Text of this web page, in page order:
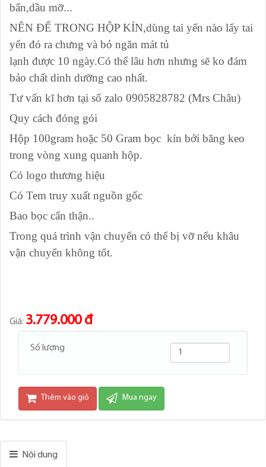
bẩn,dầu mỡ...
NÊN ĐỂ TRONG HỘP KÍN,dùng tai yến nào lấy tai
yến đó ra chưng và bỏ ngăn mát tủ
lạnh được 10 ngày.Có thể lâu hơn nhưng sẽ ko đám
bảo chất dinh dưỡng cao nhất.
Tư vấn kĩ hơn tại số zalo 0905828782 (Mrs Châu)
Quy cách đóng gói
Hộp 100gram hoặc 50 Gram bọc kín bởi băng keo
trong vòng xung quanh hộp.
Có logo thương hiệu
Có Tem truy xuất nguồn gốc
Bao bọc cẩn thận..
Trong quá trình vận chuyển có thể bị vỡ nếu khâu
vận chuyển không tốt.
Giá: 3.779.000 đ
Số lượng
Thêm vào giỏ Mua ngay
Nội dung